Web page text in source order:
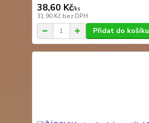
38,60 Kč/ks
31,90 Kč bez DPH
Přidat do košíku